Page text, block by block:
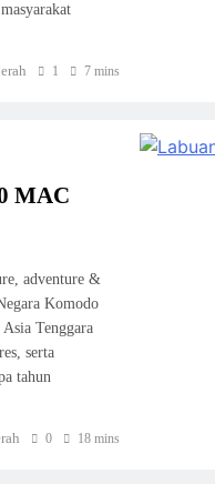
1 7 mins
MAC
adventure &
Komodo
Tenggara
serta
tahun
0 18 mins